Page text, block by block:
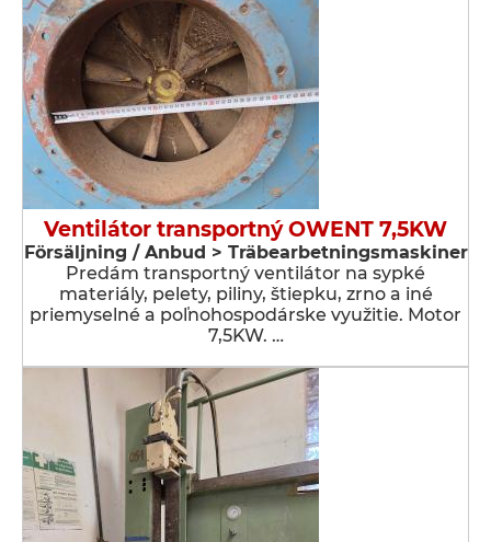
Ventilátor transportný OWENT 7,5KW
Försäljning / Anbud > Träbearbetningsmaskiner
Predám transportný ventilátor na sypké
materiály, pelety, piliny, štiepku, zrno a iné
priemyselné a poľnohospodárske využitie. Motor
7,5KW. …